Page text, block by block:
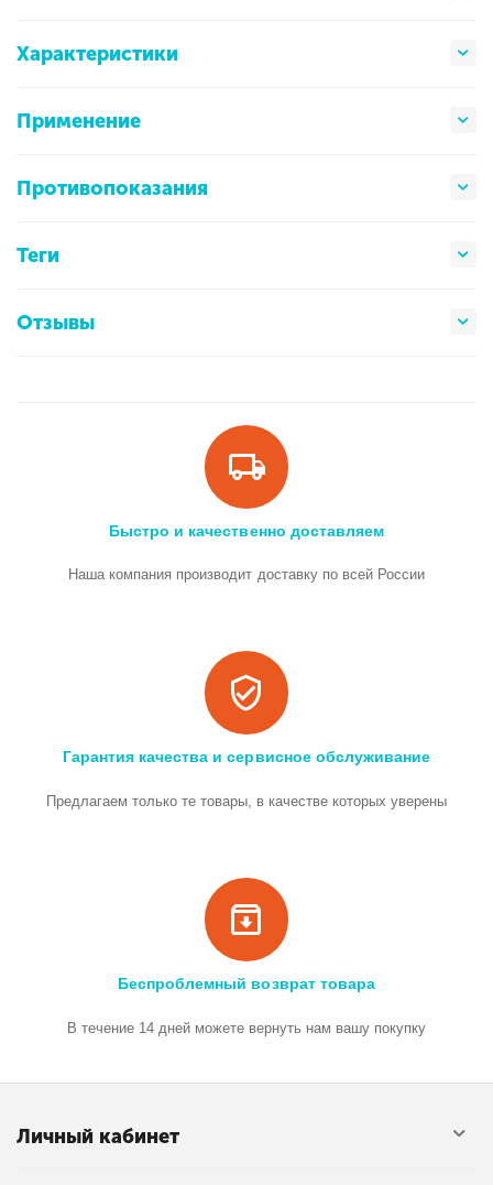
Характеристики
Применение
Противопоказания
Теги
Отзывы
Быстро и качественно доставляем
Наша компания производит доставку по всей России
Гарантия качества и сервисное обслуживание
Предлагаем только те товары, в качестве которых уверены
Беспроблемный возврат товара
В течение 14 дней можете вернуть нам вашу покупку
Личный кабинет